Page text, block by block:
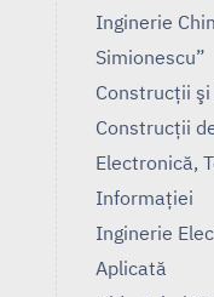
Inginerie
Simionescu”
Construcţii
Construcţii
Electronică,
Informaţiei
Inginerie
Aplicată